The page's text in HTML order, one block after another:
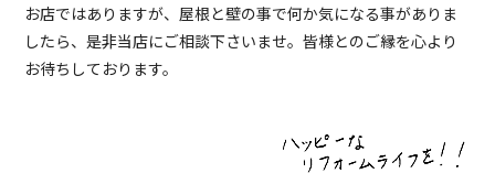
お店ではありますが、屋根と壁の事で何か気になる事がありま
したら、是非当店にご相談下さいませ。皆様とのご縁を心より
お待ちしております。